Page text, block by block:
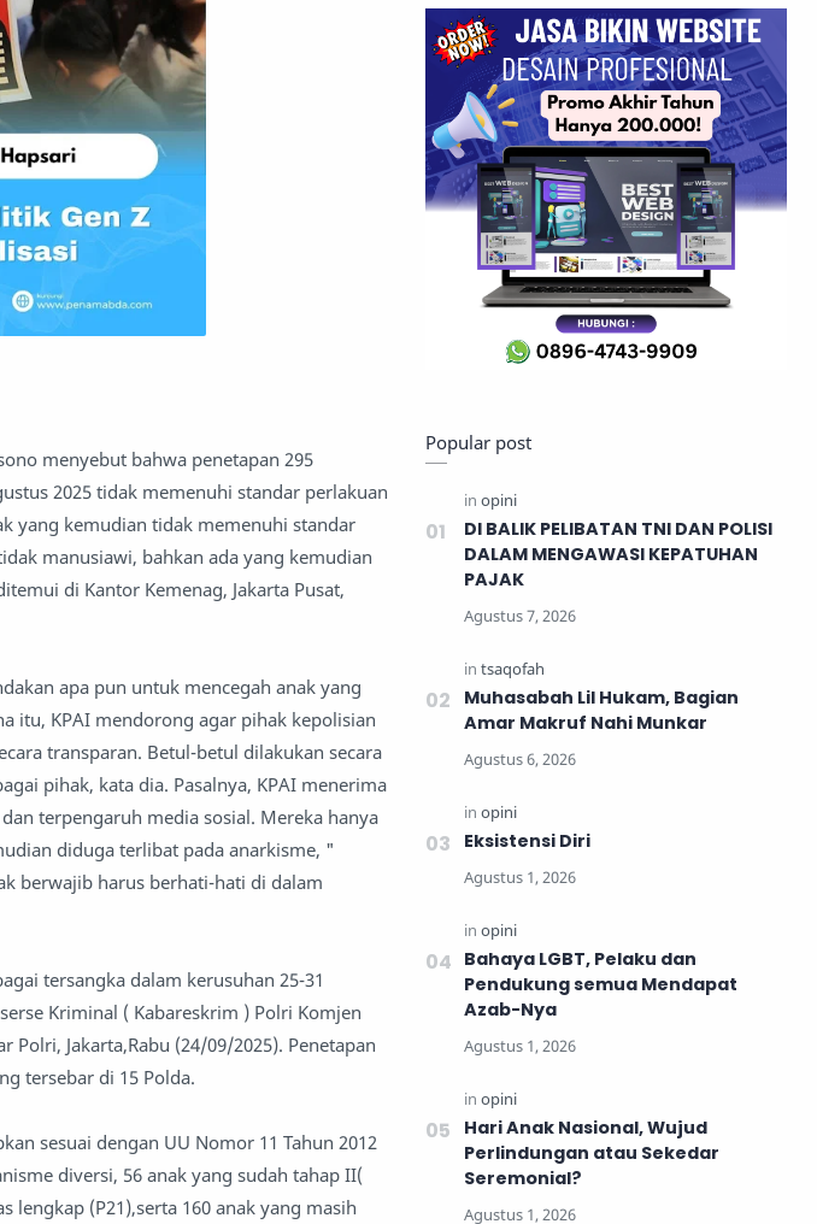
menyebut bahwa penetapan 295
2025 tidak memenuhi standar perlakuan
yang kemudian tidak memenuhi standar
manusiawi, bahkan ada yang kemudian
di Kantor Kemenag, Jakarta Pusat,
apa pun untuk mencegah anak yang
itu, KPAI mendorong agar pihak kepolisian
transparan. Betul-betul dilakukan secara
pihak, kata dia. Pasalnya, KPAI menerima
terpengaruh media sosial. Mereka hanya
diduga terlibat pada anarkisme, "
berwajib harus berhati-hati di dalam
tersangka dalam kerusuhan 25-31
Kriminal ( Kabareskrim ) Polri Komjen
Jakarta,Rabu (24/09/2025). Penetapan
tersebar di 15 Polda.
sesuai dengan UU Nomor 11 Tahun 2012
diversi, 56 anak yang sudah tahap II(
lengkap (P21),serta 160 anak yang masih
Popular post
DI BALIK PELIBATAN TNI DAN POLISI
DALAM MENGAWASI KEPATUHAN
PAJAK
Muhasabah Lil Hukam, Bagian
Amar Makruf Nahi Munkar
Eksistensi Diri
Bahaya LGBT, Pelaku dan
Pendukung semua Mendapat
Azab-Nya
Hari Anak Nasional, Wujud
Perlindungan atau Sekedar
Seremonial?